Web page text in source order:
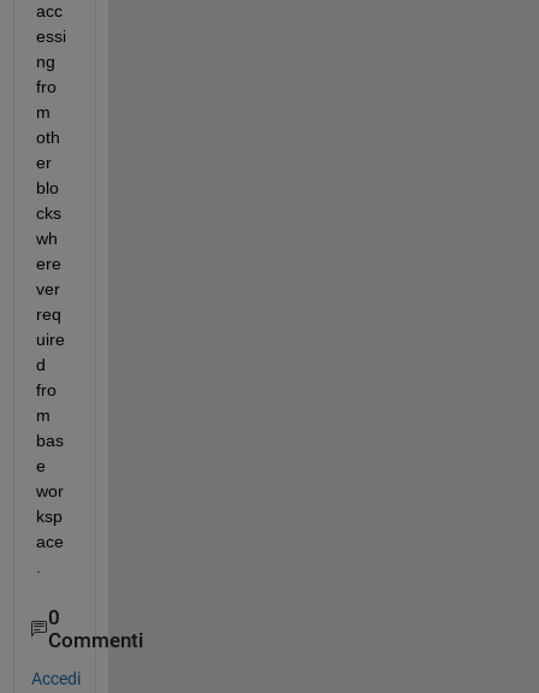
acc
essi
ng
fro
m
oth
er
blo
cks
wh
ere
ver
req
uire
d
fro
m
bas
e
wor
ksp
ace
0
Commenti
Accedi